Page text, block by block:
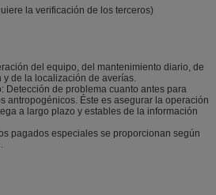
la verificación de los terceros)
del equipo, del mantenimiento diario, de
y de la localización de averías.
Detección de problema cuanto antes para
antropogénicos. Éste es asegurar la operación
a largo plazo y estables de la información
pagados especiales se proporcionan según